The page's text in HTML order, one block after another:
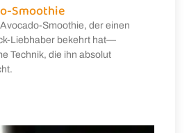
Smoothie
Smoothie, der einen
Liebhaber bekehrt hat—
Technik, die ihn absolut